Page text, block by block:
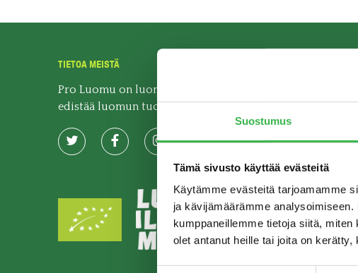
Suostumus
Tämä sivusto käyttää evästeitä
Käytämme evästeitä tarjoamamme
ja kävijämäärämme
kumppaneillemme tietoja siitä,
olet antanut heille tai joita on
TIETOA MEISTÄ
Pro Luomu on luomualan yhteistyöorganisaatio, joka
edistää luomun tuotantoa ja kulutusta Suomessa.
c/o